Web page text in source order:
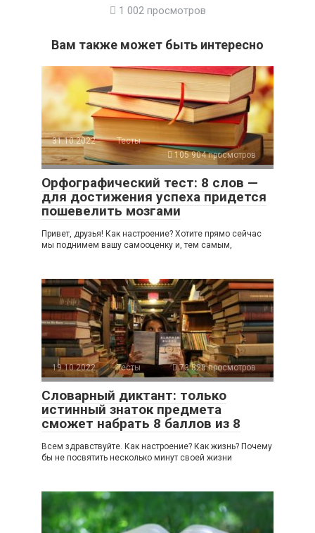
1 002 просмотров
Вам также может быть интересно
31.10.2022
Тесты
105 904 просмотров
Орфографический тест: 8 слов —
для достижения успеха придется
пошевелить мозгами
Привет, друзья! Как настроение? Хотите прямо сейчас
мы поднимем вашу самооценку и, тем самым,
19.10.2022 Тесты 73 828 просмотров
Словарный диктант: только
истинный знаток предмета
сможет набрать 8 баллов из 8
Всем здравствуйте. Как настроение? Как жизнь? Почему
бы не посвятить несколько минут своей жизни